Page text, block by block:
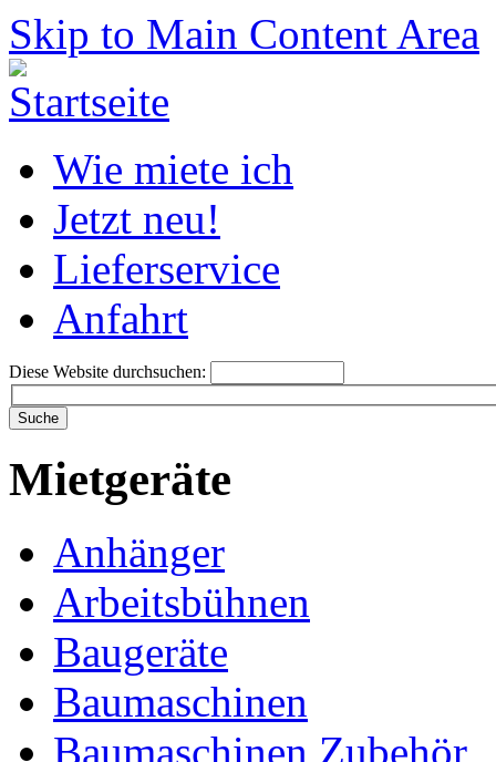
Skip to Main Content Area
Wie miete ich
Jetzt neu!
Lieferservice
Anfahrt
Diese Website durchsuchen:
Mietgeräte
Anhänger
Arbeitsbühnen
Baugeräte
Baumaschinen
Baumaschinen Zubehör